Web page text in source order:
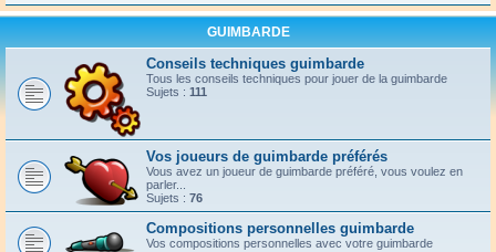
GUIMBARDE
Conseils techniques guimbarde
Tous les conseils techniques pour jouer de la guimbarde
Sujets : 111
Vos joueurs de guimbarde préférés
Vous avez un joueur de guimbarde préféré, vous voulez en
parler...
Sujets : 76
Compositions personnelles guimbarde
Vos compositions personnelles avec votre guimbarde